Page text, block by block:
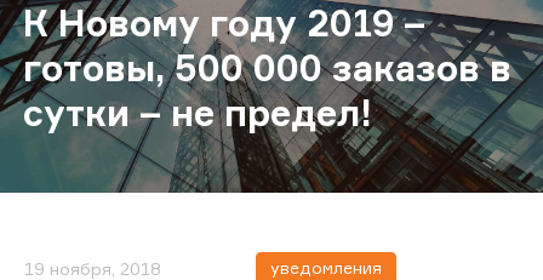
К Новому году 2019 –
готовы, 500 000 заказов в
сутки – не предел!
19 ноября, 2018 уведомления